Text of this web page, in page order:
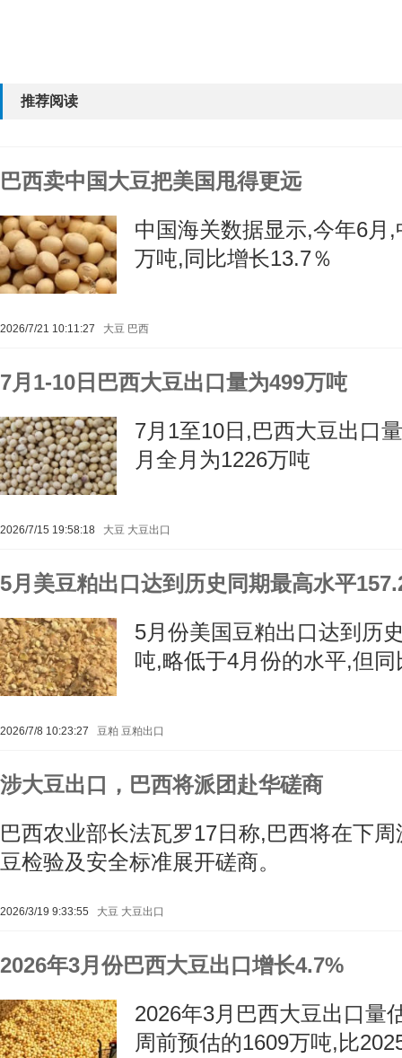
推荐阅读
巴西卖中国大豆把美国甩得更远
中国海关数据显示,今年6月
万吨,同比增长13.7％
2026/7/21 10:11:27 大豆 巴西
7月1-10日巴西大豆出口量为499万吨
7月1至10日,巴西大豆出口
月全月为1226万吨
2026/7/15 19:58:18 大豆 大豆出口
5月美豆粕出口达到历史同期最高水平
5月份美国豆粕出口达到历
吨,略低于4月份的水平,但
2026/7/8 10:23:27 豆粕 豆粕出口
涉大豆出口，巴西将派团赴华磋商
巴西农业部长法瓦罗17日称,巴西将在下
豆检验及安全标准展开磋商。
2026/3/19 9:33:55 大豆 大豆出口
2026年3月份巴西大豆出口增长4.7%
2026年3月巴西大豆出口量
周前预估的1609万吨,比